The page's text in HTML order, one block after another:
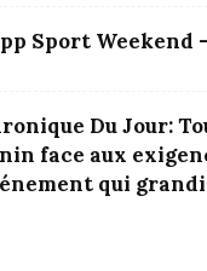
Sport Weekend
Du Jour:
face aux
qui